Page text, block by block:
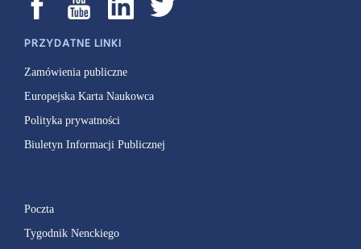
PRZYDATNE LINKI
Zamówienia publiczne
Europejska Karta Naukowca
Polityka prywatności
Biuletyn Informacji Publicznej
Poczta
Tygodnik Nenckiego